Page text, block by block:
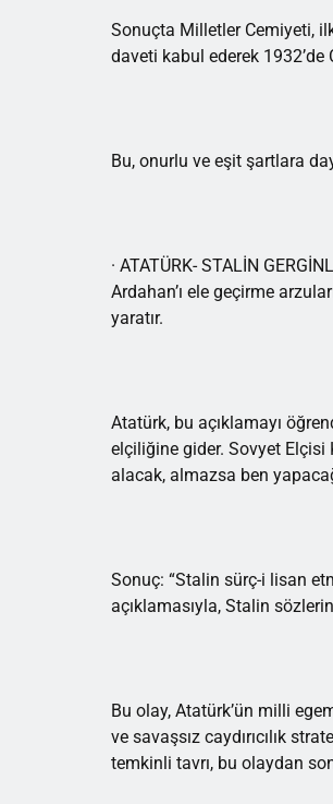
Sonuçta Milletler Cemiyeti,
daveti kabul ederek 1932’de
Bu, onurlu ve eşit şartlara
· ATATÜRK- STALİN
Ardahan’ı ele geçirme
yaratır.
Atatürk, bu açıklamayı
elçiliğine gider. Sovyet Elçisi
alacak, almazsa ben
Sonuç: “Stalin sürç-i lisan
açıklamasıyla, Stalin
Bu olay, Atatürk’ün milli
ve savaşsız caydırıcılık
temkinli tavrı, bu olaydan